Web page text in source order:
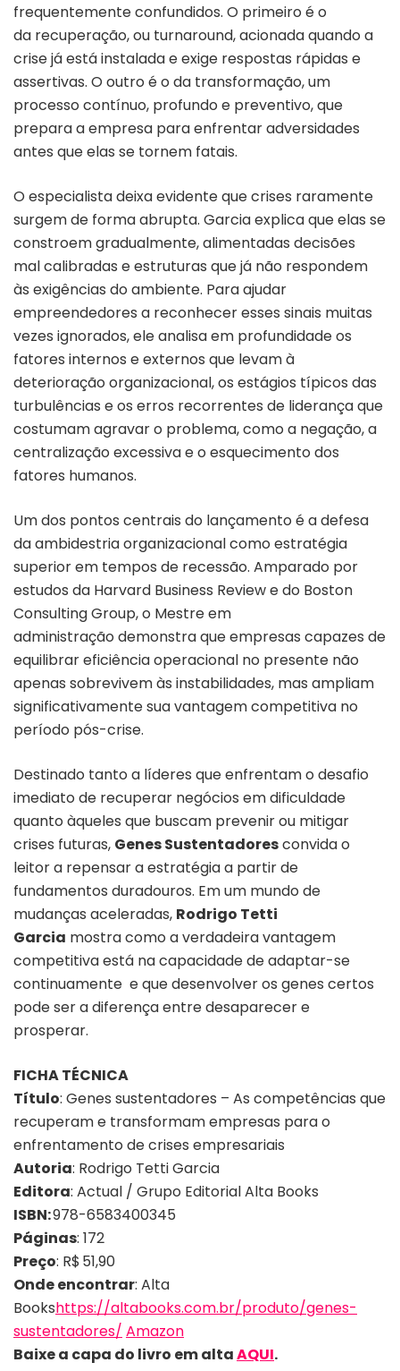
frequentemente confundidos. O primeiro é o
da recuperação, ou turnaround, acionada quando a
crise já está instalada e exige respostas rápidas e
assertivas. O outro é o da transformação, um
processo contínuo, profundo e preventivo, que
prepara a empresa para enfrentar adversidades
antes que elas se tornem fatais.
O especialista deixa evidente que crises raramente
surgem de forma abrupta. Garcia explica que elas se
constroem gradualmente, alimentadas decisões
mal calibradas e estruturas que já não respondem
às exigências do ambiente. Para ajudar
empreendedores a reconhecer esses sinais muitas
vezes ignorados, ele analisa em profundidade os
fatores internos e externos que levam à
deterioração organizacional, os estágios típicos das
turbulências e os erros recorrentes de liderança que
costumam agravar o problema, como a negação, a
centralização excessiva e o esquecimento dos
fatores humanos.
Um dos pontos centrais do lançamento é a defesa
da ambidestria organizacional como estratégia
superior em tempos de recessão. Amparado por
estudos da Harvard Business Review e do Boston
Consulting Group, o Mestre em
administração demonstra que empresas capazes de
equilibrar eficiência operacional no presente não
apenas sobrevivem às instabilidades, mas ampliam
significativamente sua vantagem competitiva no
período pós-crise.
Destinado tanto a líderes que enfrentam o desafio
imediato de recuperar negócios em dificuldade
quanto àqueles que buscam prevenir ou mitigar
crises futuras, Genes Sustentadoresconvida o
leitor a repensar a estratégia a partir de
fundamentos duradouros. Em um mundo de
mudanças aceleradas, Rodrigo Tetti
Garcia mostra como a verdadeira vantagem
competitiva está na capacidade de adaptar-se
continuamente e que desenvolver os genes certos
pode ser a diferença entre desaparecer e
prosperar.
FICHA TÉCNICA
Título: Genes sustentadores – As competências que
recuperam e transformam empresas para o
enfrentamento de crises empresariais
Autoria: Rodrigo Tetti Garcia
Editora: Actual / Grupo Editorial Alta Books
ISBN:978-6583400345
Páginas: 172
Preço: R$ 51,90
Onde encontrar: Alta
Bookshttps://altabooks.com.br/produto/genes-
sustentadores/ Amazon
Baixe a capa do livro em altaAQUI.